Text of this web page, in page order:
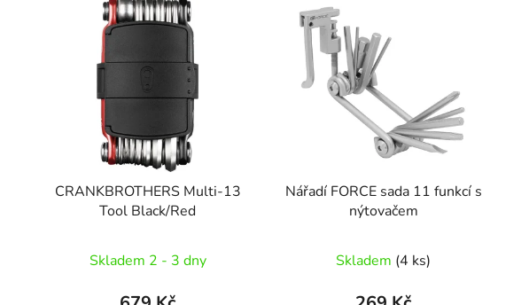
CRANKBROTHERS Multi-13
Tool Black/Red
Skladem 2 - 3 dny
Nářadí FORCE sada 11 funkcí s
nýtovačem
hodnocení
produktu
Skladem (4 ks)